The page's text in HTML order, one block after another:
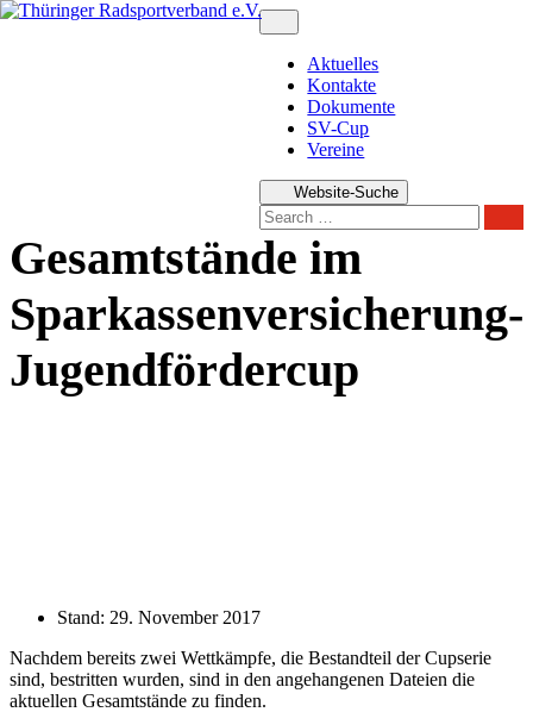
Zum
Aktuelles
Kontakte
Dokumente
SV-Cup
Vereine
Website-Suche
Gesamtstände im
Sparkassenversicherung-
Jugendfördercup
Stand: 29. November 2017
Nachdem bereits zwei Wettkämpfe, die Bestandteil der Cupserie
sind, bestritten wurden, sind in den angehangenen Dateien die
aktuellen Gesamtstände zu finden.